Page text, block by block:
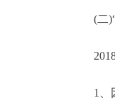
(二)“
2018
1、因